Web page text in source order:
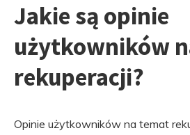
Jakie są opinie
użytkowników
rekuperacji?
Opinie użytkowników na temat